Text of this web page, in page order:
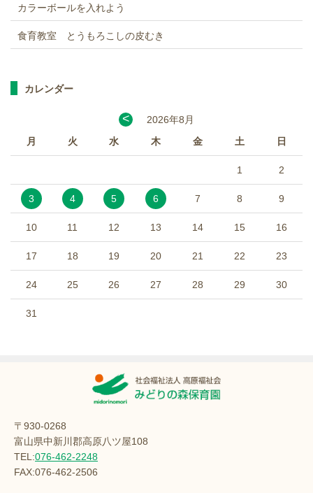
カラーボールを入れよう
食育教室 とうもろこしの皮むき
カレンダー
<
2026年8月
月
火 水 木 金 土 日
1 2
3 4 5 6 7 8 9
10 11 12 13 14 15 16
17 18 19 20 21 22 23
24 25 26 27 28 29 30
31
〒930-0268
富山県中新川郡高原八ツ屋108
TEL:076-462-2248
FAX:076-462-2506